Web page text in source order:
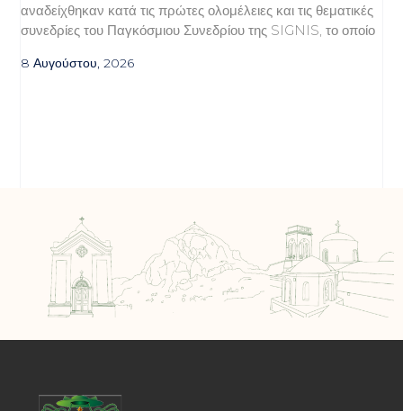
αναδείχθηκαν κατά τις πρώτες ολομέλειες και τις θεματικές
συνεδρίες του Παγκόσμιου Συνεδρίου της SIGNIS, το οποίο
8 Αυγούστου, 2026